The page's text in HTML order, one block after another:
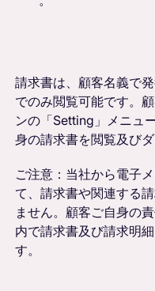
請求書は、顧客名義で
でのみ閲覧可能です。
ンの「Setting」メニュ
身の請求書を閲覧及び
ご注意：当社から電子
て、請求書や関連する
ません。顧客ご自身の
内で請求書及び請求明
す。